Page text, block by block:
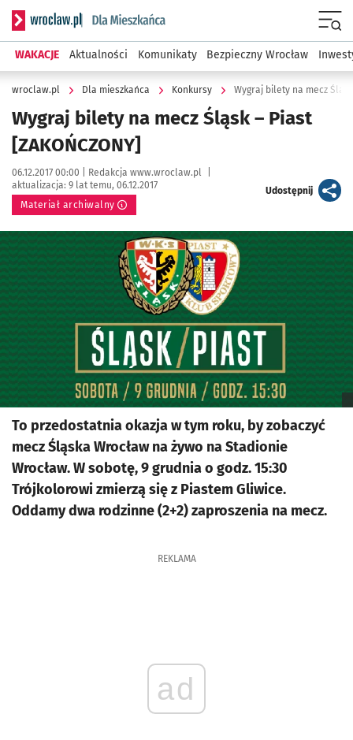
Serwis informacyjny wroclaw.pl podserwis: Dla mieszkańca
WAKACJE Aktualności Komunikaty Bezpieczny Wrocław
wroclaw.pl Dla mieszkańca Konkursy Wygraj bilety na mecz Śląsk
Wygraj bilety na mecz Śląsk – Piast
[ZAKOŃCZONY]
Data publikacji:
06.12.2017 00:00 | Autor:
Redakcja www.wroclaw.pl
aktualizacja: 9 lat temu, 06.12.2017
Materiał archiwalny
Udostępnijartykuł
Kliknij, aby powiększyć
To przedostatnia okazja w tym roku, by zobaczyć
mecz Śląska Wrocław na żywo na Stadionie
Wrocław. W sobotę, 9 grudnia o godz. 15:30
Trójkolorowi zmierzą się z Piastem Gliwice.
Oddamy dwa rodzinne (2+2) zaproszenia na mecz.
REKLAMA
ad